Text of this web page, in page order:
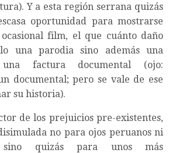
Y a esta región serrana quizás
oportunidad para mostrarse
film, el que cuánto daño
una parodia sino además una
factura documental (ojo:
documental; pero se vale de ese
su historia).
de los prejuicios pre-existentes,
no para ojos peruanos ni
sino quizás para unos más